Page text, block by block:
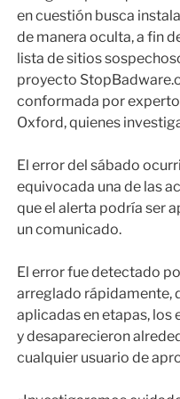
en cuestión busca
de manera oculta, a fin
lista de sitios
proyecto
conformada por
Oxford, quienes
El error del sábado
equivocada una de las
que el alerta podría ser
un comunicado.
El error fue detectado
arreglado rápidamente,
aplicadas en etapas, los
y desaparecieron
cualquier usuario de